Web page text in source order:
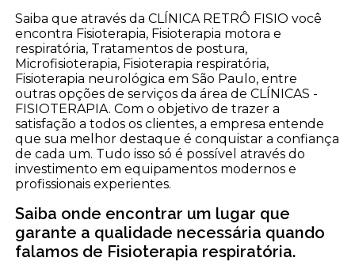
Saiba que através da CLÍNICA RETRÔ FISIO você
encontra Fisioterapia, Fisioterapia motora e
respiratória, Tratamentos de postura,
Microfisioterapia, Fisioterapia respiratória,
Fisioterapia neurológica em São Paulo, entre
outras opções de serviços da área de CLÍNICAS -
FISIOTERAPIA. Com o objetivo de trazer a
satisfação a todos os clientes, a empresa entende
que sua melhor destaque é conquistar a confiança
de cada um. Tudo isso só é possível através do
investimento em equipamentos modernos e
profissionais experientes.
Saiba onde encontrar um lugar que
garante a qualidade necessária quando
falamos de Fisioterapia respiratória.